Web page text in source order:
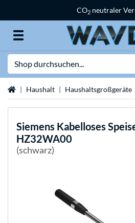
CO2 neutraler
StartseiteHaushalt Haushaltsgroßgeräte
Siemens Kabelloses
HZ32WA00
(schwarz)